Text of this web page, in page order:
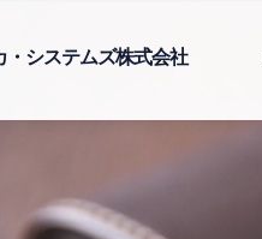
・システムズ株式会社